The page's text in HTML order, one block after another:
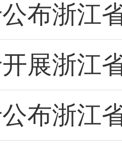
布浙江
展浙江
布浙江